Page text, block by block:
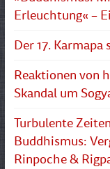
Erleuchtung« –
Der 17.
Reaktionen von
Skandal um
Turbulente
Buddhismus:
Rinpoche &